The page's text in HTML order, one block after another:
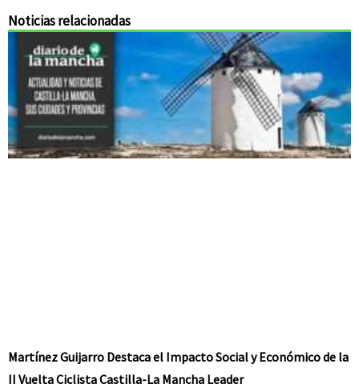
Noticias relacionadas
Martínez Guijarro Destaca el Impacto Social y Económico de la
II Vuelta Ciclista Castilla-La Mancha Leader